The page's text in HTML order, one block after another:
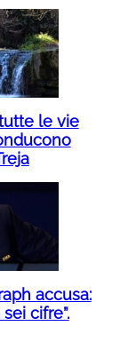
le vie
accusa:
cifre”.